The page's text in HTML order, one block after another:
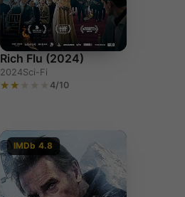
Rich Flu (2024)
2024Sci-Fi
4/10
IMDb 4.8